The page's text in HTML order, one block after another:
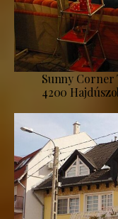
Sunny Corner
4200